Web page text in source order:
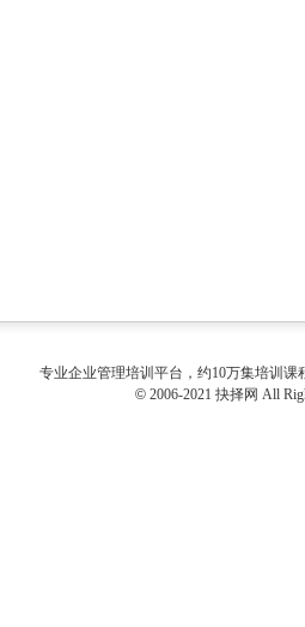
专业企业管理培训 平台，约10万集培训课
© 2006-2021 抉择网 All